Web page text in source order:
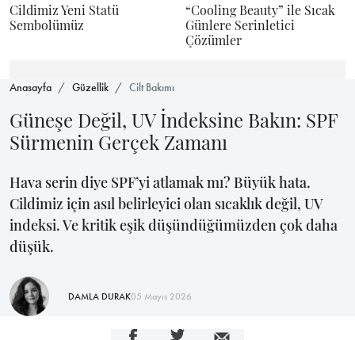
Cildimiz Yeni Statü
Sembolümüz
“Cooling Beauty” ile Sıcak
Günlere Serinletici
Çözümler
Anasayfa Güzellik Cilt Bakımı
Güneşe Değil, UV İndeksine Bakın: SPF
Sürmenin Gerçek Zamanı
Hava serin diye SPF’yi atlamak mı? Büyük hata.
Cildimiz için asıl belirleyici olan sıcaklık değil, UV
indeksi. Ve kritik eşik düşündüğümüzden çok daha
düşük.
DAMLA DURAK05 Mayıs 2026